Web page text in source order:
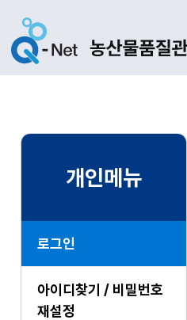
개인메뉴
로그인
아이디찾기 / 비밀번호
재설정